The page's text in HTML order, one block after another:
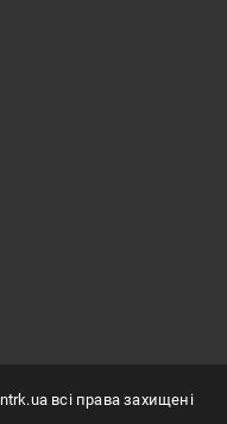
всі права захищені